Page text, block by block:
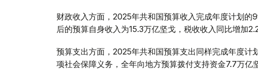
财政收入方面，2025年共和国预算收入完成年度计划
后的预算自身收入为15.3万亿坚戈，税收收入同比增加
预算支出方面，2025年共和国预算支出同样完成年度
项社会保障义务，全年向地方预算拨付支持资金7.7万